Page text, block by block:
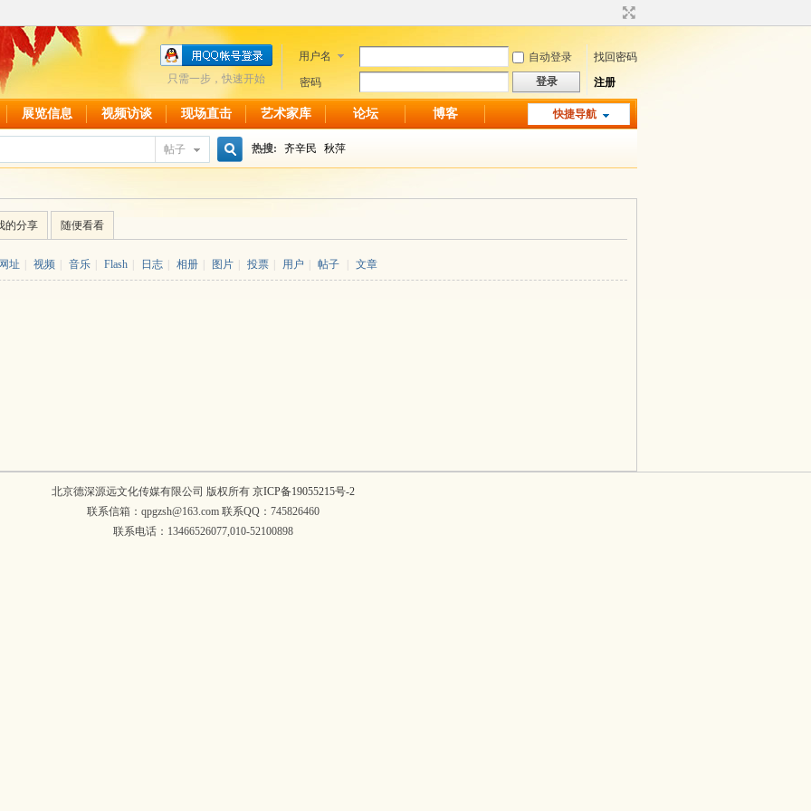
用户名 自动登录
找回密码
密码
登录 注册
只需一步，快速开始
快捷导航
展览信息 视频访谈 现场直击 艺术家库 论坛 博客
帖子 热搜: 齐辛民 秋萍
的分享 随便看看
网址 视频 音乐 Flash 日志 相册 图片 投票 用户 帖子 文章
北京德深源远文化传媒有限公司 版权所有 京ICP备19055215号-2
联系信箱：qpgzsh@163.com 联系QQ：745826460
联系电话：13466526077,010-52100898